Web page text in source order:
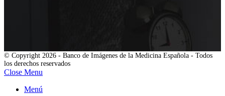
© Copyright 2026 - Banco de Imágenes de la Medicina Española - Todos
los derechos reservados
Close Menu
Menú